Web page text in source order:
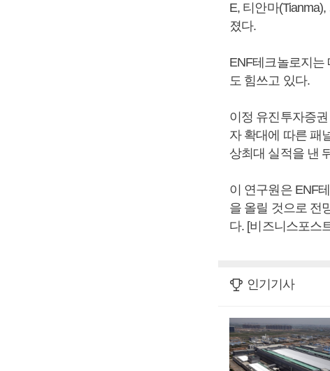
E, 티안마
졌다.
ENF테크놀로지는
도 힘쓰고 있다.
이정 유진투자증
자 확대에 따른 패
상최대 실적을 낸
이 연구원은 ENF
을 올릴 것으로 전
다. [비즈니스포스
인기기사